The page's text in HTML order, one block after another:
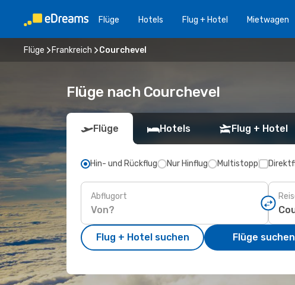
Flüge Hotels Flug + Hotel Mietwagen
Flüge Frankreich Courchevel
Flüge nach Courchevel
Flüge Hotels Flug + Hotel
Hin- und Rückflug Nur Hinflug Multistopp
Abflugort
Flug + Hotel suchen Flüge suchen